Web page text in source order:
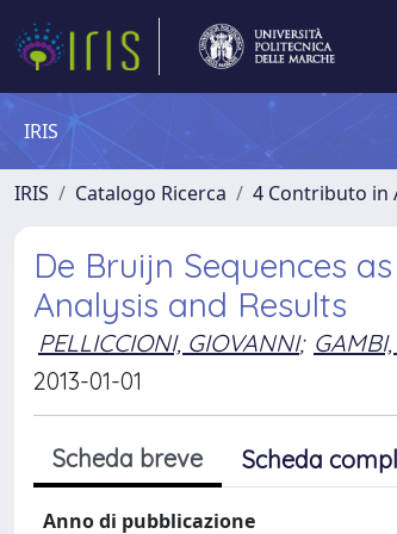
IRIS
IRIS Catalogo Ricerca 4 Contributo in
De Bruijn Sequences
Analysis and Results
PELLICCIONI, GIOVANNI;
2013-01-01
Scheda breve Scheda
Anno di pubblicazione